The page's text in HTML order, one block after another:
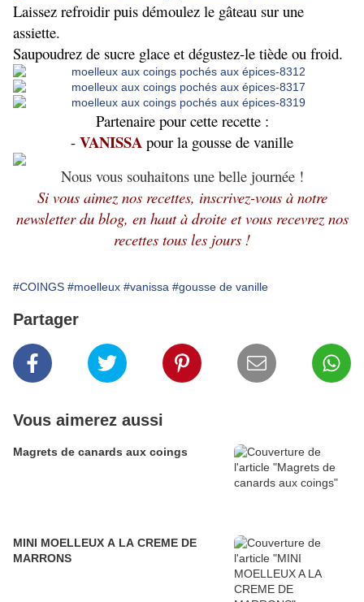
Laissez refroidir puis démoulez le gâteau sur une
assiette.
Saupoudrez de sucre glace et dégustez-le tiède ou froid.
Partenaire pour cette recette :
- VANISSA pour la gousse de vanille
Nous vous souhaitons une belle journée !
Si vous aimez nos recettes, inscrivez-vous à notre
newsletter du blog, en haut à droite et vous recevrez nos
recettes tous les jours !
#COINGS #moelleux #vanissa #gousse de vanille
Partager
Vous aimerez aussi
Magrets de canards aux coings
MINI MOELLEUX A LA CREME DE
MARRONS